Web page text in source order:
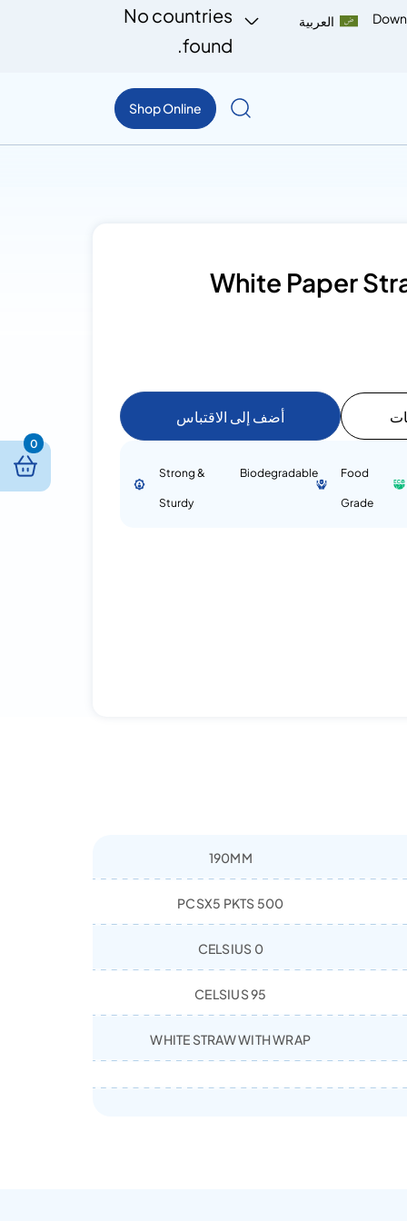
العربية
No countries
found.
Shop Online
White Paper
أضف إلى الاقتباس
Food
Grade
Biodegradable
Strong &
Sturdy
190MM
500 PCSX5 PKTS
0 CELSIUS
95 CELSIUS
WHITE STRAW WITH WRAP
0